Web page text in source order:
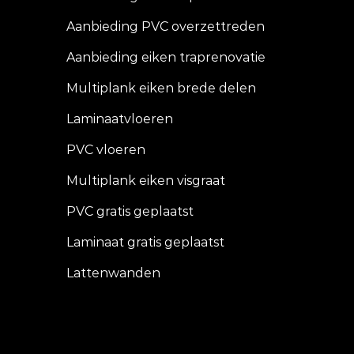
Aanbieding PVC overzettreden
Aanbieding eiken traprenovatie
Multiplank eiken brede delen
Laminaatvloeren
PVC vloeren
Multiplank eiken visgraat
PVC gratis geplaatst
Laminaat gratis geplaatst
Lattenwanden